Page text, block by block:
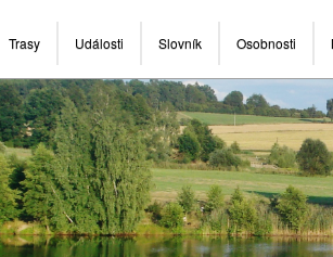
Trasy Události Slovník Osobnosti